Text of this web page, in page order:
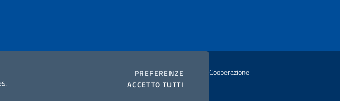
PREFERENZE COOKIES
ACCETTO TUTTI
2026 Copyright Ministero degli Affari Esteri e della Cooperazione